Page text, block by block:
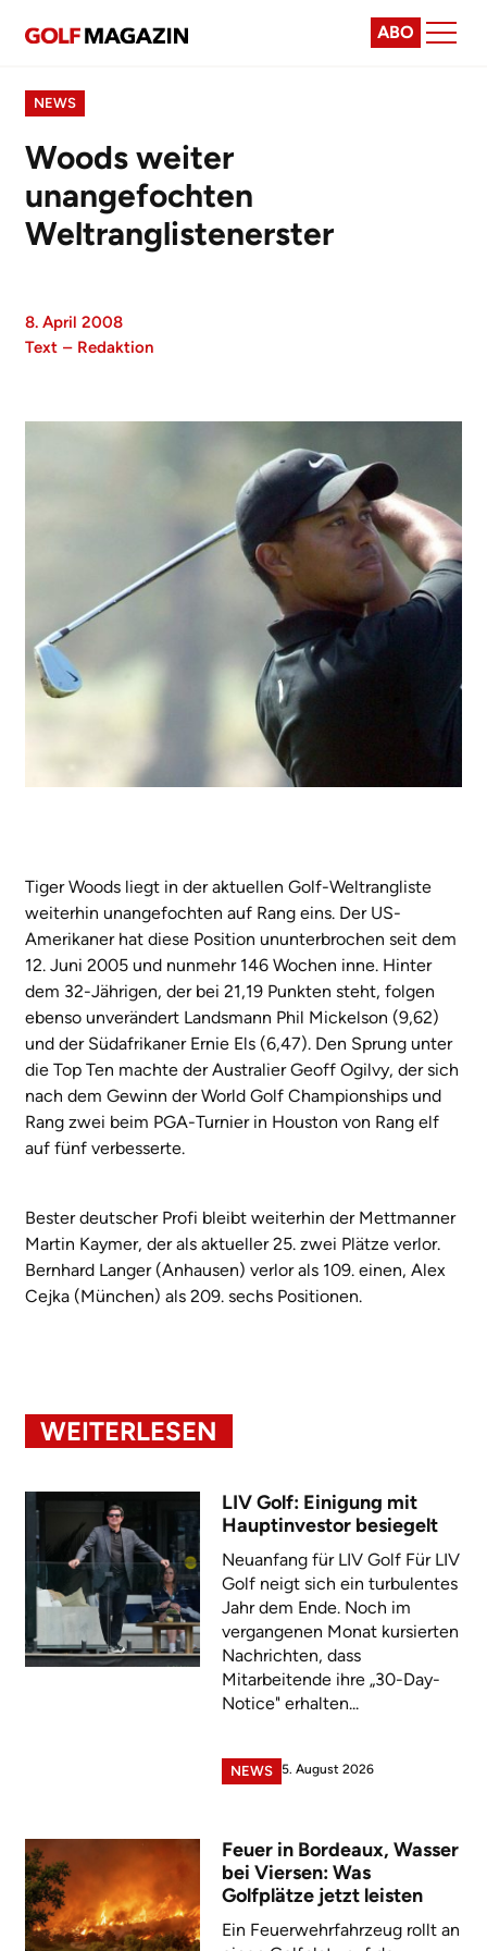
ABO
NEWS
Woods weiter
unangefochten
Weltranglistenerster
8. April 2008
Text – Redaktion
Tiger Woods liegt in der aktuellen Golf-Weltrangliste
weiterhin unangefochten auf Rang eins. Der US-
Amerikaner hat diese Position ununterbrochen seit dem
12. Juni 2005 und nunmehr 146 Wochen inne. Hinter
dem 32-Jährigen, der bei 21,19 Punkten steht, folgen
ebenso unverändert Landsmann Phil Mickelson (9,62)
und der Südafrikaner Ernie Els (6,47). Den Sprung unter
die Top Ten machte der Australier Geoff Ogilvy, der sich
nach dem Gewinn der World Golf Championships und
Rang zwei beim PGA-Turnier in Houston von Rang elf
auf fünf verbesserte.
Bester deutscher Profi bleibt weiterhin der Mettmanner
Martin Kaymer, der als aktueller 25. zwei Plätze verlor.
Bernhard Langer (Anhausen) verlor als 109. einen, Alex
Cejka (München) als 209. sechs Positionen.
WEITERLESEN
LIV Golf: Einigung mit
Hauptinvestor besiegelt
Neuanfang für LIV Golf Für LIV
Golf neigt sich ein turbulentes
Jahr dem Ende. Noch im
vergangenen Monat kursierten
Nachrichten, dass
Mitarbeitende ihre „30-Day-
Notice" erhalten...
NEWS 5. August 2026
Feuer in Bordeaux, Wasser
bei Viersen: Was
Golfplätze jetzt leisten
Ein Feuerwehrfahrzeug rollt an